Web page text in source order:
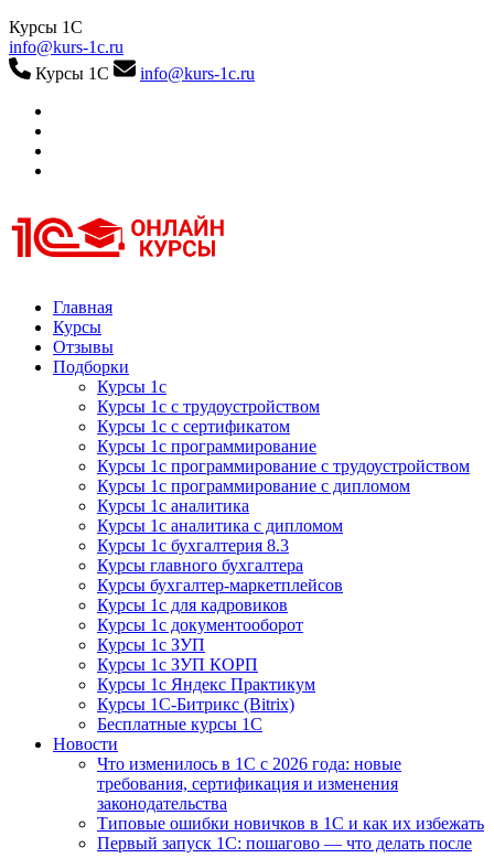
Курсы 1С
info@kurs-1c.ru
Курсы 1С
info@kurs-1c.ru
Курсы 1С
Курсы 1С официальная сертификация
Главная
Курсы
Отзывы
Подборки
Курсы 1с
Курсы 1с с трудоустройством
Курсы 1с с сертификатом
Курсы 1с программирование
Курсы 1с программирование с трудоустройством
Курсы 1с программирование с дипломом
Курсы 1с аналитика
Курсы 1с аналитика с дипломом
Курсы 1с бухгалтерия 8.3
Курсы главного бухгалтера
Курсы бухгалтер-маркетплейсов
Курсы 1с для кадровиков
Курсы 1с документооборот
Курсы 1с ЗУП
Курсы 1с ЗУП КОРП
Курсы 1с Яндекс Практикум
Курсы 1С-Битрикс (Bitrix)
Бесплатные курсы 1С
Новости
Что изменилось в 1С с 2026 года: новые
требования, сертификация и изменения
законодательства
Типовые ошибки новичков в 1С и как их избежать
Первый запуск 1С: пошагово — что делать после